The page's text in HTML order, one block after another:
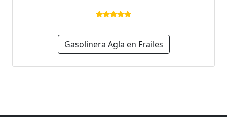
Gasolinera Agla en Frailes